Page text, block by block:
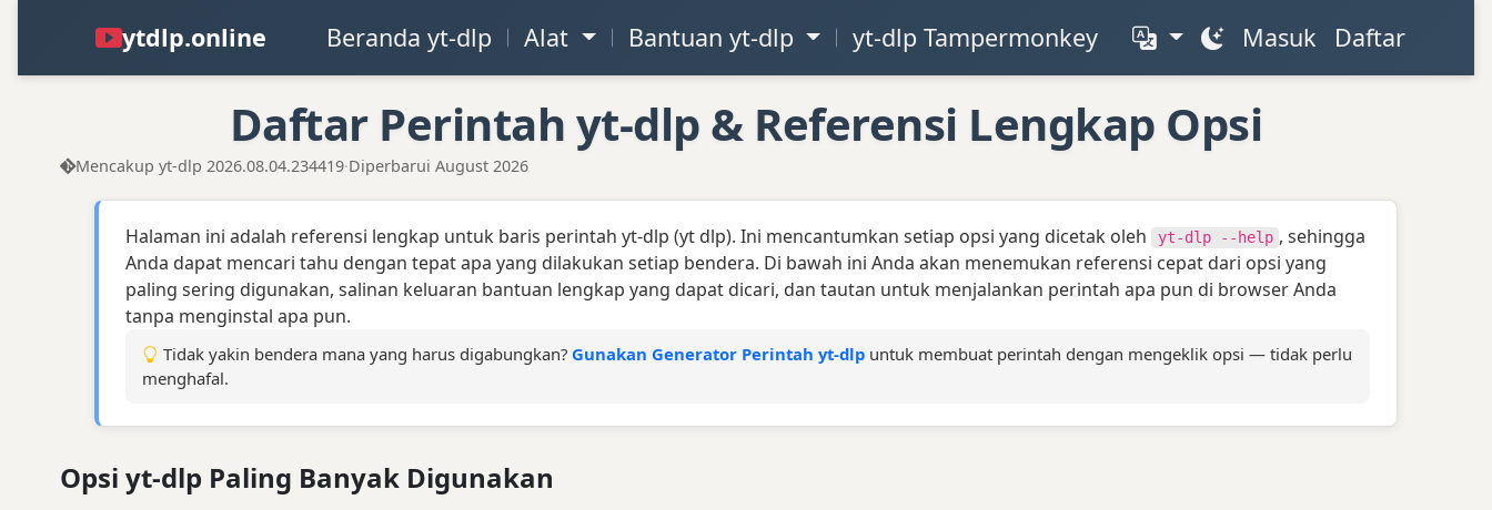
ytdlp.online Beranda yt-dlp Alat Bantuan yt-dlp yt-dlp Tampermonkey Masuk Daftar
Daftar Perintah yt-dlp & Referensi Lengkap Opsi
Mencakup yt-dlp 2026.08.04.234419·Diperbarui August 2026
Halaman ini adalah referensi lengkap untuk baris perintah yt-dlp (yt dlp). Ini mencantumkan setiap opsi yang dicetak oleh yt-dlp --help , sehingga
Anda dapat mencari tahu dengan tepat apa yang dilakukan setiap bendera. Di bawah ini Anda akan menemukan referensi cepat dari opsi yang
paling sering digunakan, salinan keluaran bantuan lengkap yang dapat dicari, dan tautan untuk menjalankan perintah apa pun di browser Anda
tanpa menginstal apa pun.
Tidak yakin bendera mana yang harus digabungkan? Gunakan Generator Perintah yt-dlpuntuk membuat perintah dengan mengeklik opsi — tidak perlu
menghafal.
Opsi yt-dlp Paling Banyak Digunakan